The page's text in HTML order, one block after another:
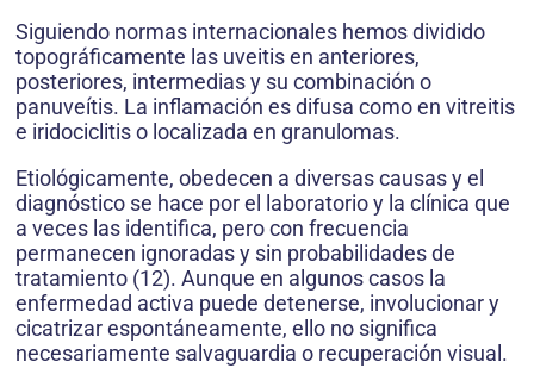
Siguiendo normas internacionales hemos dividido
topográficamente las uveitis en anteriores,
posteriores, intermedias y su combinación o
panuveítis. La inflamación es difusa como en vitreitis
e iridociclitis o localizada en granulomas.
Etiológicamente, obedecen a diversas causas y el
diagnóstico se hace por el laboratorio y la clínica que
a veces las identifica, pero con frecuencia
permanecen ignoradas y sin probabilidades de
tratamiento (12). Aunque en algunos casos la
enfermedad activa puede detenerse, involucionar y
cicatrizar espontáneamente, ello no significa
necesariamente salvaguardia o recuperación visual.